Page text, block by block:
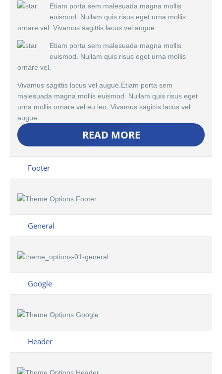
Etiam porta sem malesuada magna mollis
euismod. Nullam quis risus eget urna mollis
ornare vel. Vivamus sagittis lacus vel augue.
Etiam porta sem malesuada magna mollis
euismod. Nullam quis risus eget urna mollis
ornare vel.
Vivamus sagittis lacus vel augue.Etiam porta sem
malesuada magna mollis euismod. Nullam quis risus eget
urna mollis ornare vel eu leo. Vivamus sagittis lacus vel
augue.
READ MORE
Footer
General
Google
Header